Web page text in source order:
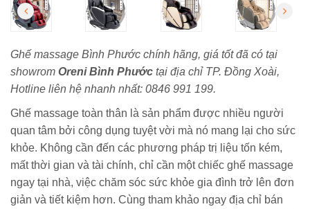
Ghế massage Bình Phước chính hãng, giá tốt đã có tại
showrom Oreni Bình Phước tại địa chỉ TP. Đồng Xoài,
Hotline liên hệ nhanh nhất: 0846 991 199.
Ghế massage toàn thân là sản phẩm được nhiều người
quan tâm bởi công dụng tuyệt vời mà nó mang lại cho sức
khỏe. Không cần đến các phương pháp trị liệu tốn kém,
mất thời gian và tài chính, chỉ cần một chiếc ghế massage
ngay tại nhà, việc chăm sóc sức khỏe gia đình trở lên đơn
giản và tiết kiệm hơn. Cùng tham khảo ngay địa chỉ bán